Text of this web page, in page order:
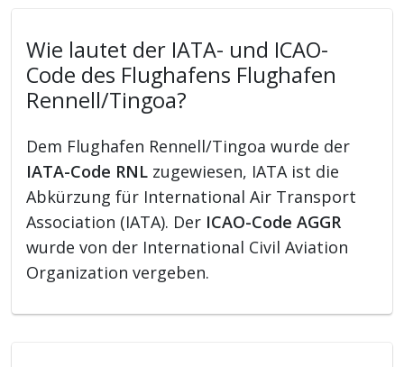
Wie lautet der IATA- und ICAO-
Code des Flughafens Flughafen
Rennell/Tingoa?
Dem Flughafen Rennell/Tingoa wurde der
IATA-Code RNL zugewiesen, IATA ist die
Abkürzung für International Air Transport
Association (IATA). Der ICAO-Code AGGR
wurde von der International Civil Aviation
Organization vergeben.